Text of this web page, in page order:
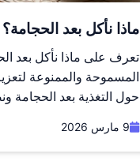
ماذا نأكل بعد الحجامة؟
تعرف على ماذا نأكل بعد
المسموحة والممنوعة
حول التغذية بعد الحجامة
9 مارس 2026